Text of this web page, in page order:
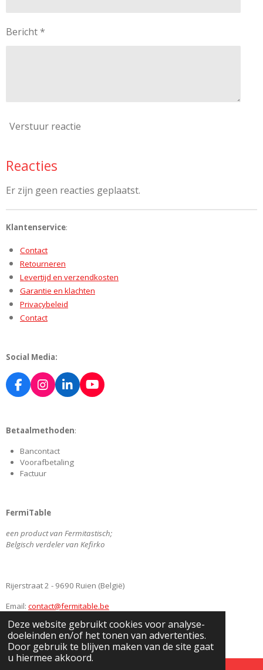
Deze website gebruikt cookies voor analyse-
doeleinden en/of het tonen van advertenties.
Door gebruik te blijven maken van de site gaat
u hiermee akkoord.
Bericht *
Verstuur reactie
Reacties
Er zijn geen reacties geplaatst.
Klantenservice:
Contact
Retourneren
Levertijd en verzendkosten
Garantie en klachten
Privacybeleid
Contact
Social Media:
F
a
b
o
k
I
n
a
r
a
m
L
i
e
n
Y
o
Betaalmethoden:
Bancontact
Voorafbetaling
Factuur
FermiTable
een product van Fermitastisch;
Belgisch verdeler van Kefirko
Rijerstraat 2 - 9690 Ruien (België)
Email: contact@fermitable.be
BE0745349186
© 2020 www.FermiTable.be